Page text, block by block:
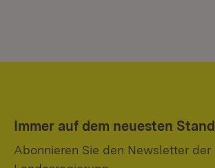
Immer auf dem neuesten Stand
Abonnieren Sie den Newsletter der